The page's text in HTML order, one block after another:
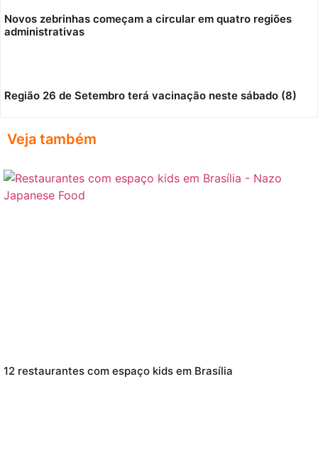
Novos zebrinhas começam a circular em quatro regiões
administrativas
Região 26 de Setembro terá vacinação neste sábado (8)
Veja também
12 restaurantes com espaço kids em Brasília